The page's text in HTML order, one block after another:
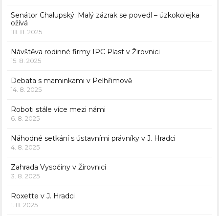
Senátor Chalupský: Malý zázrak se povedl – úzkokolejka
ožívá
18. 8. 2025
Návštěva rodinné firmy IPC Plast v Žirovnici
15. 8. 2025
Debata s maminkami v Pelhřimově
14. 8. 2025
Roboti stále více mezi námi
6. 8. 2025
Náhodné setkání s ústavními právníky v J. Hradci
4. 8. 2025
Zahrada Vysočiny v Žirovnici
3. 8. 2025
Roxette v J. Hradci
1. 8. 2025